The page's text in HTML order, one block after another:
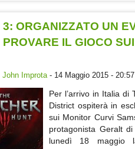
ORGANIZZATO UN
IL GIOCO
John Improta- 14 Maggio 2015 - 20:57
Per l’arrivo in Italia di
District ospiterà in
sui Monitor Curvi
protagonista Geralt
lunedì 18 maggio